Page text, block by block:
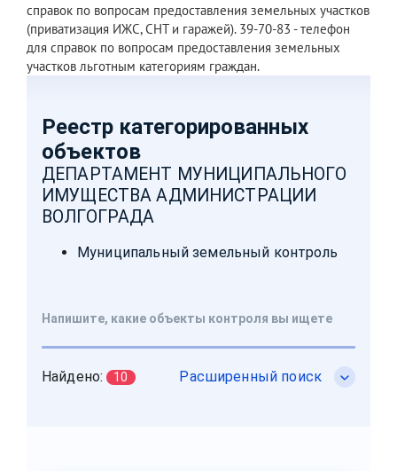
справок по вопросам предоставления земельных участков
(приватизация ИЖС, СНТ и гаражей). 39-70-83 - телефон
для справок по вопросам предоставления земельных
участков льготным категориям граждан.